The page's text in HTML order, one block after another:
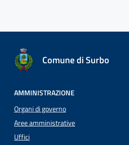
Comune di Surbo
AMMINISTRAZIONE
Organi di governo
Aree amministrative
Uffici